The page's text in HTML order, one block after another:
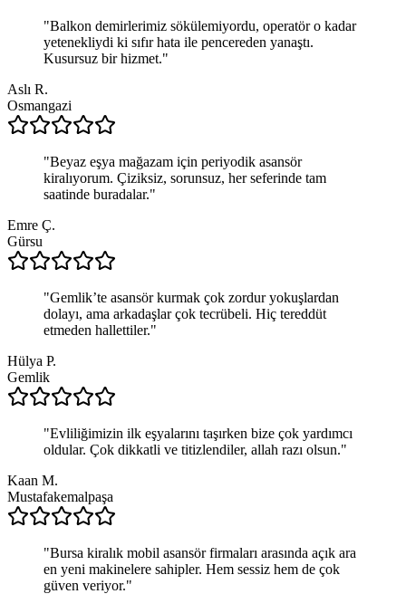
"Balkon demirlerimiz sökülemiyordu, operatör o kadar
yetenekliydi ki sıfır hata ile pencereden yanaştı.
Kusursuz bir hizmet."
Aslı R.
Osmangazi
"Beyaz eşya mağazam için periyodik asansör
kiralıyorum. Çiziksiz, sorunsuz, her seferinde tam
saatinde buradalar."
Emre Ç.
Gürsu
"Gemlik’te asansör kurmak çok zordur yokuşlardan
dolayı, ama arkadaşlar çok tecrübeli. Hiç tereddüt
etmeden hallettiler."
Hülya P.
Gemlik
"Evliliğimizin ilk eşyalarını taşırken bize çok yardımcı
oldular. Çok dikkatli ve titizlendiler, allah razı olsun."
Kaan M.
Mustafakemalpaşa
"Bursa kiralık mobil asansör firmaları arasında açık ara
en yeni makinelere sahipler. Hem sessiz hem de çok
güven veriyor."